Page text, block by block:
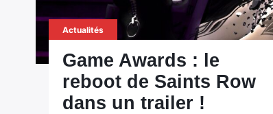
Actualités
Game Awards : le
reboot de Saints Row
dans un trailer !